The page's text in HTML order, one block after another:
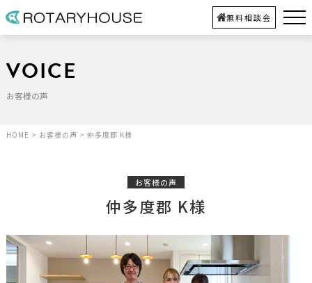
無料相談会
VOICE
お客様の声
HOME > お客様の声 > 仲多度郡 K様
お客様の声
仲多度郡 K様